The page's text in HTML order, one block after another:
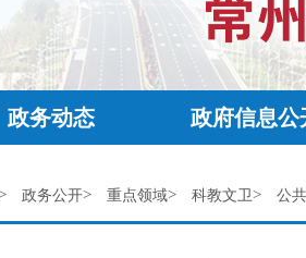
政务动态 政府信息公
政务公开> 重点领域> 科教文卫> 公